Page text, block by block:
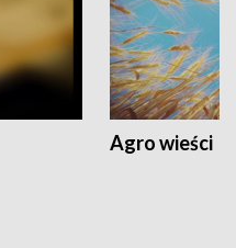
Agro wieści